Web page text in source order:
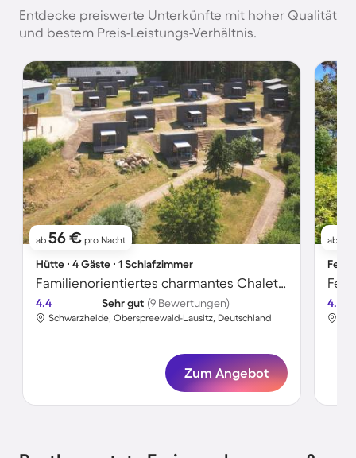
Entdecke preiswerte Unterkünfte mit hoher Qualität
und bestem Preis-Leistungs-Verhältnis.
ab 56 € pro Nacht
Hütte ∙ 4 Gäste ∙ 1 Schlafzimmer
Familienorientiertes charmantes Chalet mit Terrasse und Grill | Seeblick | Neben dem Strand
4.4 Sehr gut (9 Bewertungen)
Schwarzheide, Oberspreewald-Lausitz, Deutschland
Zum Angebot
ab
4.7